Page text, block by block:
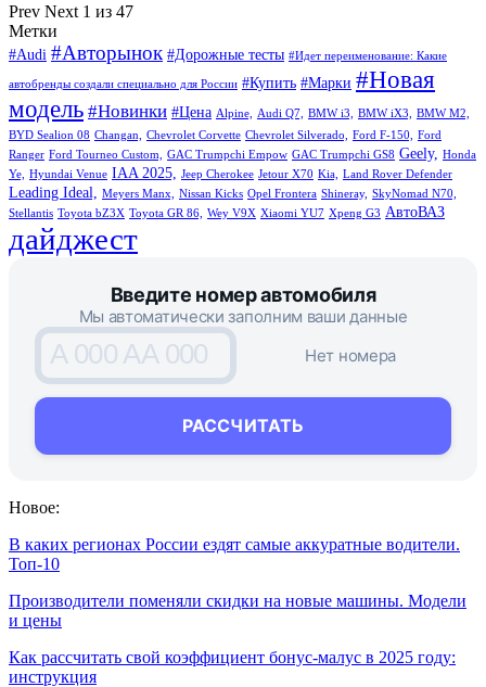
Prev Next 1 из 47
Метки
#Audi #Авторынок #Дорожные тесты #Идет переименование: Какие
автобренды создали специально для России #Купить #Марки #Новая
модель #Новинки #Цена Alpine, Audi Q7, BMW i3, BMW iX3,
BMW M2,
BYD Sealion 08 Changan, Chevrolet Corvette Chevrolet Silverado, Ford F-150,
Ford
Ranger Ford Tourneo Custom, GAC Trumpchi Empow GAC Trumpchi GS8 Geely,
Honda
Ye,
Hyundai Venue IAA 2025, Jeep Cherokee Jetour X70 Kia, Land Rover Defender
Leading Ideal, Meyers Manx, Nissan Kicks Opel Frontera Shineray, SkyNomad N70,
Stellantis Toyota bZ3X Toyota GR 86, Wey V9X Xiaomi YU7 Xpeng G3 АвтоВАЗ
дайджест
Введите номер автомобиля
Мы автоматически заполним ваши данные
A 000 AA 000
РАССЧИТАТЬ
Нет номера
Новое:
В каких регионах России ездят самые аккуратные водители.
Топ-10
Производители поменяли скидки на новые машины. Модели
и цены
Как рассчитать свой коэффициент бонус-малус в 2025 году:
инструкция